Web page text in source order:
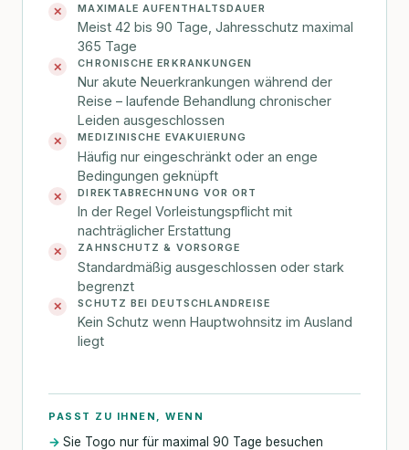
✕ MAXIMALE AUFENTHALTSDAUER
Meist 42 bis 90 Tage, Jahresschutz maximal
365 Tage
✕ CHRONISCHE ERKRANKUNGEN
Nur akute Neuerkrankungen während der
Reise – laufende Behandlung chronischer
Leiden ausgeschlossen
✕ MEDIZINISCHE EVAKUIERUNG
Häufig nur eingeschränkt oder an enge
Bedingungen geknüpft
✕ DIREKTABRECHNUNG VOR ORT
In der Regel Vorleistungspflicht mit
nachträglicher Erstattung
✕ ZAHNSCHUTZ & VORSORGE
Standardmäßig ausgeschlossen oder stark
begrenzt
✕ SCHUTZ BEI DEUTSCHLANDREISE
Kein Schutz wenn Hauptwohnsitz im Ausland
liegt
PASST ZU IHNEN, WENN
Sie Togo nur für maximal 90 Tage besuchen